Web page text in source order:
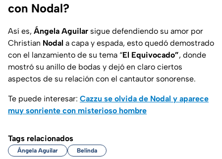
con Nodal?
Así es, Ángela Aguilar sigue defendiendo su amor por
Christian Nodal a capa y espada, esto quedó demostrado
con el lanzamiento de su tema “El Equivocado”, donde
mostró su anillo de bodas y dejó en claro ciertos
aspectos de su relación con el cantautor sonorense.
Te puede interesar: Cazzu se olvida de Nodal y aparece
muy sonriente con misterioso hombre
Tags relacionados
Ángela Aguilar Belinda